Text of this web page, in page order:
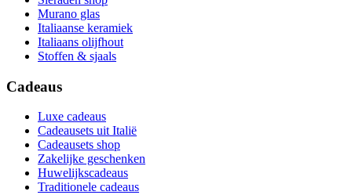
Murano glas
Italiaanse keramiek
Italiaans olijfhout
Stoffen & sjaals
Cadeaus
Luxe cadeaus
Cadeausets uit Italië
Cadeausets shop
Zakelijke geschenken
Huwelijkscadeaus
Traditionele cadeaus